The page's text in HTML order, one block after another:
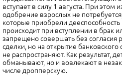
вступает в силу 1 августа. При этом
одобрение взрослых не
которые приобрели
происходит при вступлении в брак
запрещено совершать без
сделки, но на открытие банковского
не распространяют. Как результат,
обманывают, но и вовлекают в
числе дропперскую.